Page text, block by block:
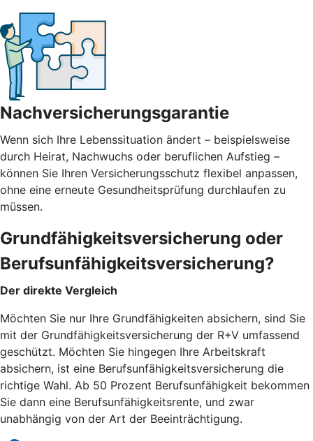
Nachversicherungsgarantie
Wenn sich Ihre Lebenssituation ändert – beispielsweise
durch Heirat, Nachwuchs oder beruflichen Aufstieg –
können Sie Ihren Versicherungsschutz flexibel anpassen,
ohne eine erneute Gesundheitsprüfung durchlaufen zu
müssen.
Grundfähigkeitsversicherung oder
Berufsunfähigkeitsversicherung?
Der direkte Vergleich
Möchten Sie nur Ihre Grundfähigkeiten absichern, sind Sie
mit der Grundfähigkeitsversicherung der R+V umfassend
geschützt. Möchten Sie hingegen Ihre Arbeitskraft
absichern, ist eine Berufsunfähigkeitsversicherung die
richtige Wahl. Ab 50 Prozent Berufsunfähigkeit bekommen
Sie dann eine Berufsunfähigkeitsrente, und zwar
unabhängig von der Art der Beeinträchtigung.